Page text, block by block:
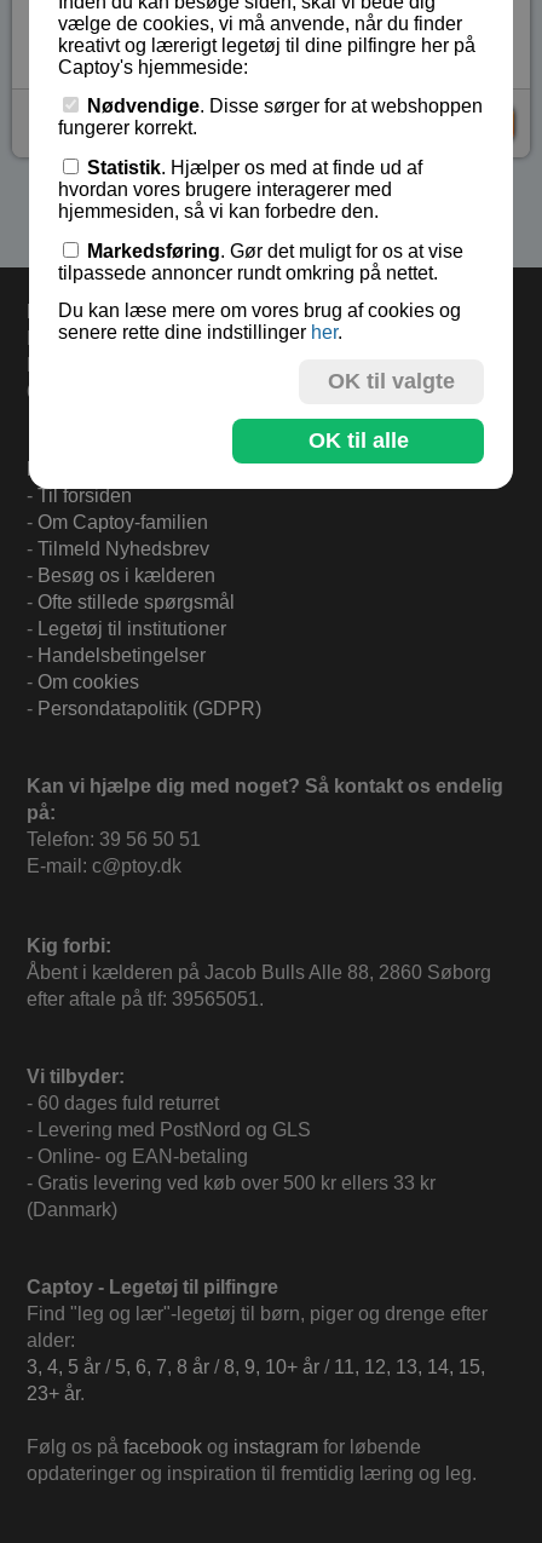
Lagerstatus:På lager
Vare nr.: AN-1246
kr 79,- KØB
Se flere produkter i kategorien Magneter
Levering
Bestil inden kl 13.00 og varerne sendes i dag torsdag.
60 dages returret.
Find mere på:
- Til forsiden
- Om Captoy-familien
- Tilmeld Nyhedsbrev
- Besøg os i kælderen
- Ofte stillede spørgsmål
- Legetøj til institutioner
- Handelsbetingelser
- Om cookies
- Persondatapolitik (GDPR)
Kan vi hjælpe dig med noget? Så kontakt os endelig
på:
Telefon: 39 56 50 51
E-mail: c@ptoy.dk
Kig forbi:
Åbent i kælderen på Jacob Bulls Alle 88, 2860 Søborg
efter aftale på tlf: 39565051.
Vi tilbyder:
- 60 dages fuld returret
- Levering med PostNord og GLS
- Online- og EAN-betaling
- Gratis levering ved køb over 500 kr ellers 33 kr
(Danmark)
Captoy - Legetøj til pilfingre
Find "leg og lær"-legetøj til børn, piger og drenge efter
alder:
3, 4, 5 år / 5, 6, 7, 8 år /8, 9, 10+ år / 11, 12, 13, 14, 15,
23+ år.
Følg os på facebook og instagram for løbende
opdateringer og inspiration til fremtidig læring og leg.
vælge de cookies, vi må anvende, når du finder
kreativt og lærerigt legetøj til dine pilfingre her på
Captoy's hjemmeside:
Nødvendige. Disse sørger for at webshoppen
fungerer korrekt.
Statistik. Hjælper os med at finde ud af
hvordan vores brugere interagerer med
hjemmesiden, så vi kan forbedre den.
Markedsføring. Gør det muligt for os at vise
tilpassede annoncer rundt omkring på nettet.
Du kan læse mere om vores brug af cookies og
senere rette dine indstillinger her.
OK til valgte
OK til alle